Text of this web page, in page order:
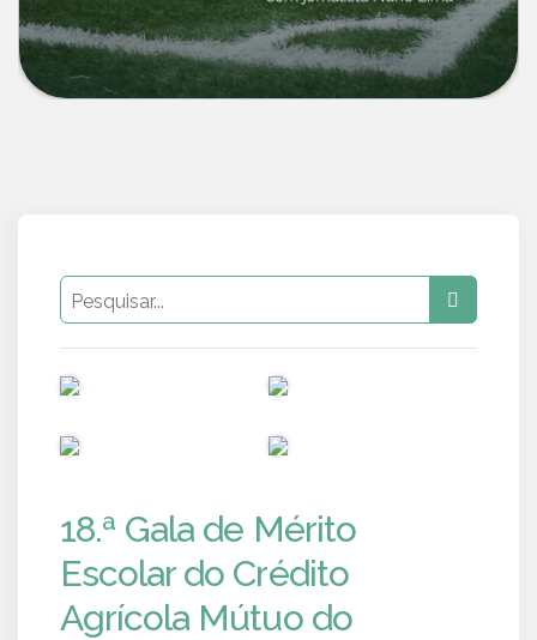
18.ª Gala de Mérito
Escolar do Crédito
Agrícola Mútuo do